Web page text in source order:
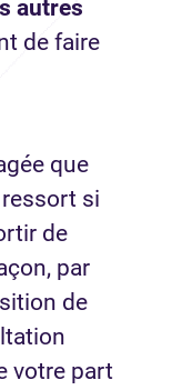
autres
de faire
que
si
de
par
de
votre part